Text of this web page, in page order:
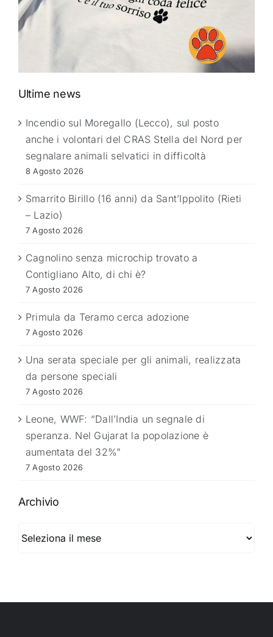
Ultime news
Incendio sul Moregallo (Lecco), sul posto
anche i volontari del CRAS Stella del Nord per
segnalare animali selvatici in difficoltà
8 Agosto 2026
Smarrito Birillo (16 anni) da Sant’Ippolito (Rieti
– Lazio)
7 Agosto 2026
Cagnolino senza microchip trovato a
Contigliano Alto, di chi è?
7 Agosto 2026
Primula da Teramo cerca adozione
7 Agosto 2026
Una serata speciale per gli animali, realizzata
da persone speciali
7 Agosto 2026
Leone, WWF: “Dall’India un segnale di
speranza. Nel Gujarat la popolazione è
aumentata del 32%”
7 Agosto 2026
Archivio